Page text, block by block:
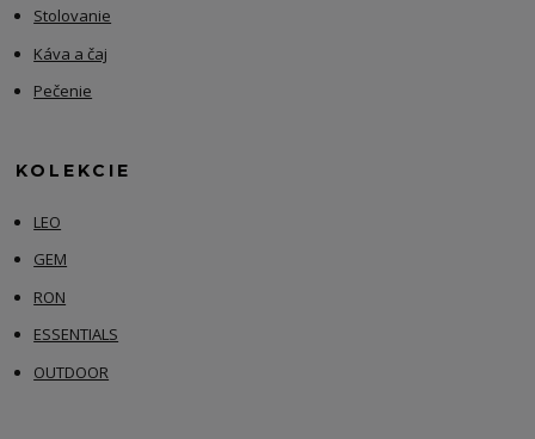
Stolovanie
Káva a čaj
Pečenie
KOLEKCIE
LEO
GEM
RON
ESSENTIALS
OUTDOOR